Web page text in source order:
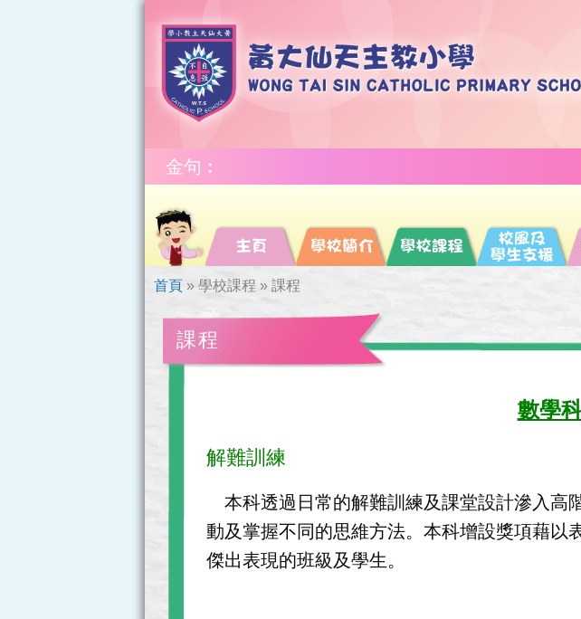
金句︰
首頁 » 學校課程 » 課程
課程
數學
解難訓練
本科透過日常的解難訓練及課堂設計滲入高
動及掌握不同的思維方法。本科增設獎項藉以
傑出表現的班級及學生。